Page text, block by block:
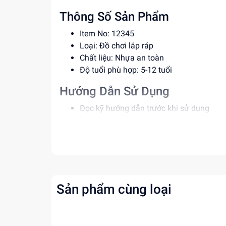
Thông Số Sản Phẩm
Item No: 12345
Loại: Đồ chơi lắp ráp
Chất liệu: Nhựa an toàn
Độ tuổi phù hợp: 5-12 tuổi
Hướng Dẫn Sử Dụng
Đọc kỹ hướng dẫn trước khi sử dụng
Phát triển kỹ năng giải quyết vấn đề
Tăng cường khả năng phối hợp tay mắt
Sản phẩm cùng loại